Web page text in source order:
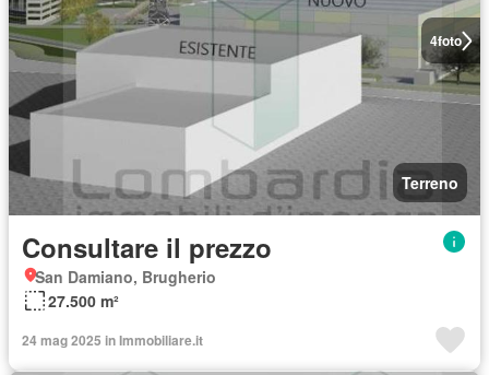
4foto
Terreno
Consultare il prezzo
San Damiano, Brugherio
27.500 m²
24 mag 2025 in Immobiliare.it